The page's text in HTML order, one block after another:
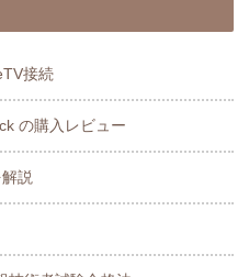
接続
の購入レビュー
説